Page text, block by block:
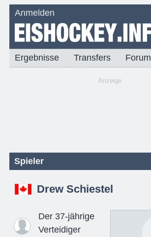
Anmelden
Ergebnisse Transfers Forum
Anzeige
Spieler
Drew Schiestel
Der 37-jährige
Verteidiger